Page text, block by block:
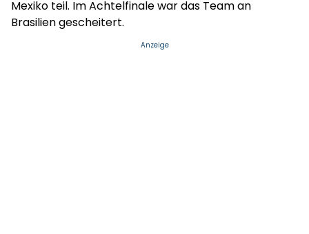
Mexiko teil. Im Achtelfinale war das Team an
Brasilien gescheitert.
Anzeige